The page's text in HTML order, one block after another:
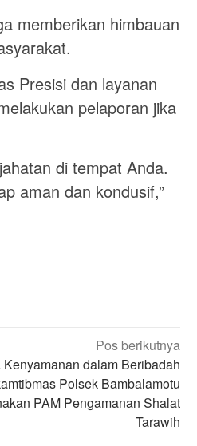
memberikan himbauan
Presisi dan layanan
pelaporan jika
di tempat Anda.
aman dan kondusif,”
Pos berikutnya
Kenyamanan dalam Beribadah
Polsek Bambalamotu
PAM Pengamanan Shalat
Tarawih